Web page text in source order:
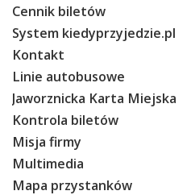
Cennik biletów
System kiedyprzyjedzie.pl
Kontakt
Linie autobusowe
Jaworznicka Karta Miejska
Kontrola biletów
Misja firmy
Multimedia
Mapa przystanków